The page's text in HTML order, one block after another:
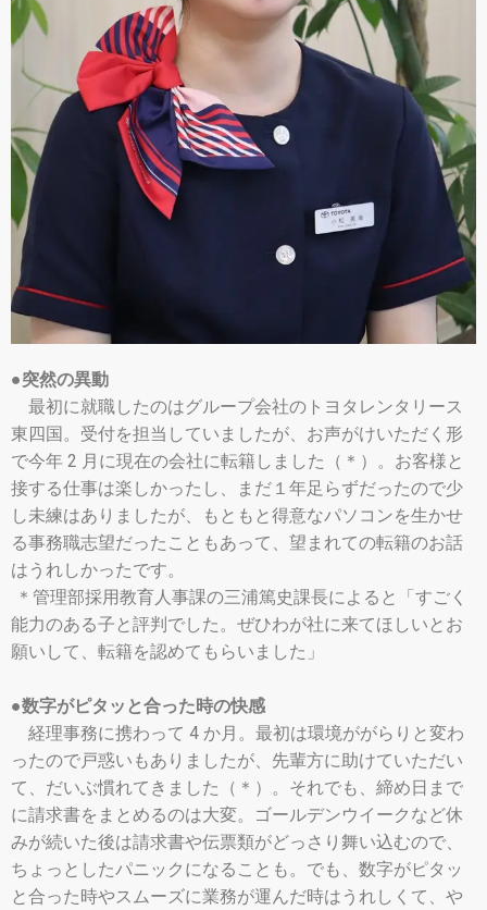
●突然の異動
最初に就職したのはグループ会社のトヨタレンタリース
東四国。受付を担当していましたが、お声がけいただく形
で今年 2 月に現在の会社に転籍しました（＊）。お客様と
接する仕事は楽しかったし、まだ１年足らずだったので少
し未練はありましたが、もともと得意なパソコンを生かせ
る事務職志望だったこともあって、望まれての転籍のお話
はうれしかったです。
＊管理部採用教育人事課の三浦篤史課長によると「すごく
能力のある子と評判でした。ぜひわが社に来てほしいとお
願いして、転籍を認めてもらいました」
●数字がピタッと合った時の快感
経理事務に携わって 4 か月。最初は環境ががらりと変わ
ったので戸惑いもありましたが、先輩方に助けていただい
て、だいぶ慣れてきました（＊）。それでも、締め日まで
に請求書をまとめるのは大変。ゴールデンウイークなど休
みが続いた後は請求書や伝票類がどっさり舞い込むので、
ちょっとしたパニックになることも。でも、数字がピタッ
と合った時やスムーズに業務が運んだ時はうれしくて、や